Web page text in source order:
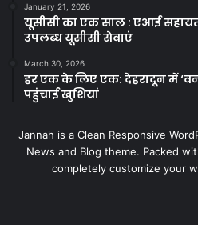
January 21, 2026
यूसीसी का एक साल : एआई
उपलब्ध यूसीसी सेवाएं
March 30, 2026
हर एक के लिए एक: देहरादून में
पहुंचाई खुशियां
Jannah is a Clean Responsive
News and Blog theme. Packed
completely customize your